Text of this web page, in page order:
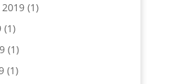
(1)
(1)
(1)
(1)